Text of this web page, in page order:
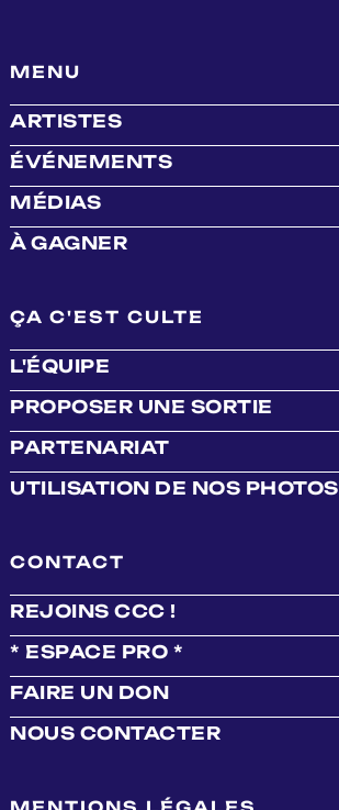
MENU
ARTISTES
ÉVÉNEMENTS
MÉDIAS
À GAGNER
ÇA C'EST CULTE
L'ÉQUIPE
PROPOSER UNE SORTIE
PARTENARIAT
UTILISATION DE NOS PHOTOS
CONTACT
REJOINS CCC !
* ESPACE PRO *
FAIRE UN DON
NOUS CONTACTER